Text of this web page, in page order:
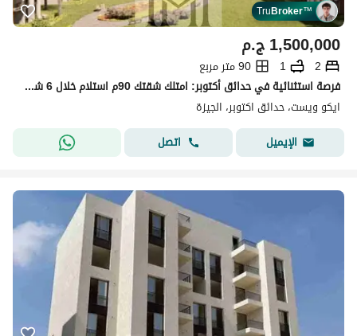
TruBroker™
ج.م1,500,000
2
1
90 متر مربع
فرصة استثنائية في حدائق أكتوبر: امتلك شقتك 90م استلام خلال 6 شهور فقط في كمبوند آي ويست خلف مدينة الإنتاج الإعلامي مباشرة بسعر مليون ونصف
ايكو ويست، حدائق اكتوبر، الجيزة
الإيميل
اتصل